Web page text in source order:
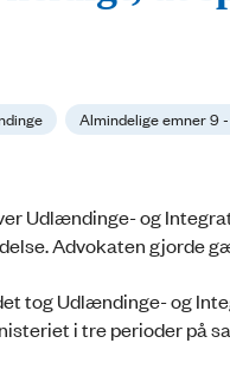
Almindelige emner 9
Udlændinge- og
Advokaten gjorde
tog Udlændinge- og
i tre perioder på